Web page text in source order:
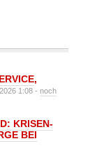
,
1:08 - noch
KRISEN-
BEI